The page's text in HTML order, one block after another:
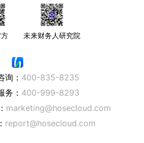
未来财务人研究院
询： 400-835-8235
务： 400-999-8293
marketing@hosecloud.com
report@hosecloud.com